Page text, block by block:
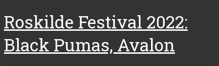
Roskilde Festival 2022:
Black Pumas, Avalon